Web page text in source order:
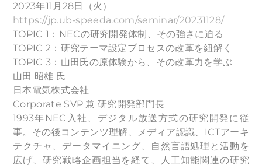
2023年11月28日（火）
https://jp.ub-speeda.com/seminar/20231128/
TOPIC 1：NECの研究開発体制、その強さに迫る
TOPIC 2：研究テーマ設定プロセスの改革を紐解く
TOPIC 3：山田氏の原体験から、その改革力を学ぶ
山田 昭雄 氏
日本電気株式会社
Corporate SVP 兼 研究開発部門長
1993年NEC入社、デジタル放送方式の研究開発に従
事。その後コンテンツ理解、メディア認識、ICTアーキ
テクチャ、データマイニング、自然言語処理と活動を
広げ、研究戦略企画担当を経て、人工知能関連の研究